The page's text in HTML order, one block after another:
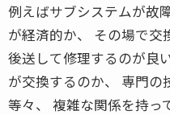
例えばサブシステムが故
が経済的か、 その場で交
後送して修理するのが良
が交換するのか、 専門の
等々、 複雑な関係を持っ